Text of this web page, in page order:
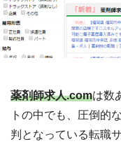
薬剤師求人.comは数
トの中でも、圧倒的
判となっている転職サ